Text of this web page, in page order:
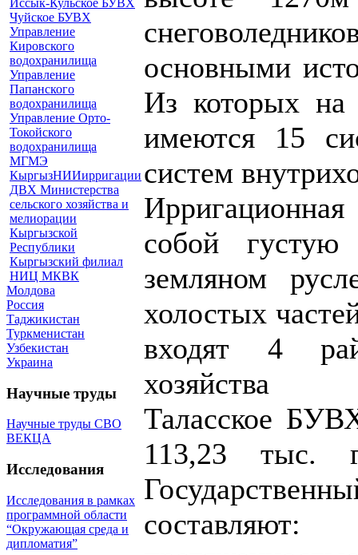
Чуйское БУВХ
Управление
Кировского
водохранилища
Управление
Папанского
водохранилища
Управление Орто-
Токойского
водохранилища
МГМЭ
КыргызНИИирригации
ДВХ Министерства
сельского хозяйства и
мелиорации
Кыргызской
Республики
Кыргызский филиал
НИЦ МКВК
Молдова
Россия
Таджикистан
Туркменистан
Узбекистан
Украина
Научные труды
Научные труды СВО
ВЕКЦА
Исследования
Исследования в рамках
программной области
“Окружающая среда и
дипломатия”
основными
Из которых на
имеются 15
систем
Ирригационная
собой
земляном
холостых
входят 4
хозяйства
Таласское
113,23 тыс.
составляют: